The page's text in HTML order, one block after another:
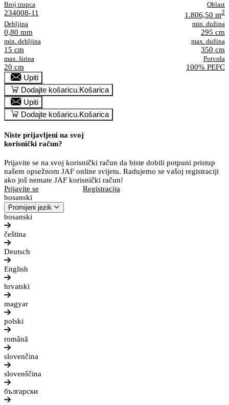
Broj trupca
234008-11
Oblast
1.806,50 m2
Debljina
0,80 mm
min. dužina
295 cm
min. debljina
15 cm
max. dužina
350 cm
max. širina
20 cm
Potvrda
100% PEFC
Upiti
Dodajte košaricu.Košarica
Upiti
Dodajte košaricu.Košarica
Niste prijavljeni na svoj
korisnički račun?
Prijavite se na svoj korisnički račun da biste dobili potpuni pristup
našem opsežnom JAF online svijetu. Radujemo se vašoj registraciji
ako još nemate JAF korisnički račun!
Prijavite se
Registracija
bosanski
Promijeni jezik
bosanski
čeština
Deutsch
English
hrvatski
magyar
polski
română
slovenčina
slovenščina
български